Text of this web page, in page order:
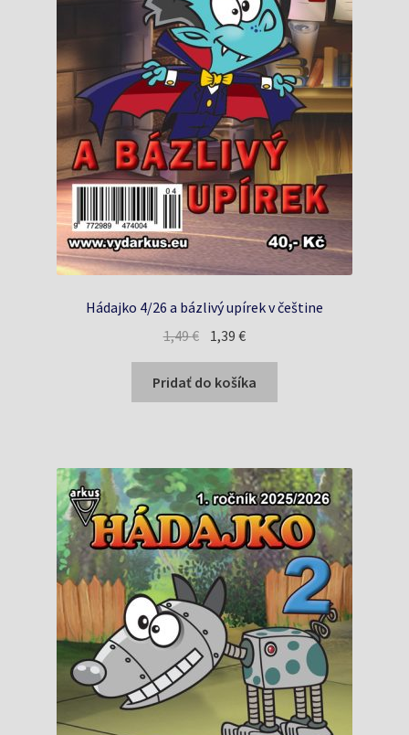
Hádajko 4/26 a bázlivý upírek v češtine
1,49€ Pôvodná
bola:
1,49 €.
1,39€Aktuálna
je:
1,39 €.
Pridať do košíka